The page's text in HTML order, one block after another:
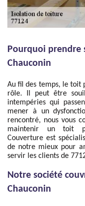
Pourquoi prendre
Chauconin
Au fil des temps, le toit
rôle. Il peut être
intempéries qui
mener à un
rencontré, nous vous
maintenir un toit
Couverture est
de notre mieux pour
servir les clients de
Notre société
Chauconin